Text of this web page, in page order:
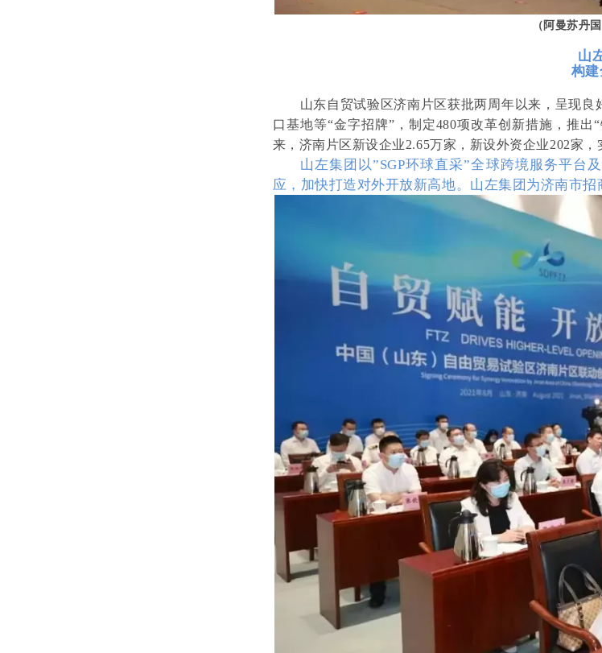
（阿曼苏丹
山
构
山东自贸试验区济南片区获批两周年以来，呈现
口基地等“金字招牌”，制定480项改革创新措施，推
来，济南片区新设企业2.65万家，新设外资企业202家，
山左集团以”SGP环球直采”全球跨境服务平台
应，加快打造对外开放新高地。 山左集团为济南市招